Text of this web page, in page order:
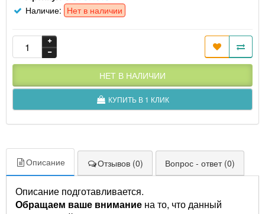
Наличие: Нет в наличии
НЕТ В НАЛИЧИИ
КУПИТЬ В 1 КЛИК
Описание Отзывов (0) Вопрос - ответ (0)
Описание подготавливается.
Обращаем ваше внимание на то, что данный